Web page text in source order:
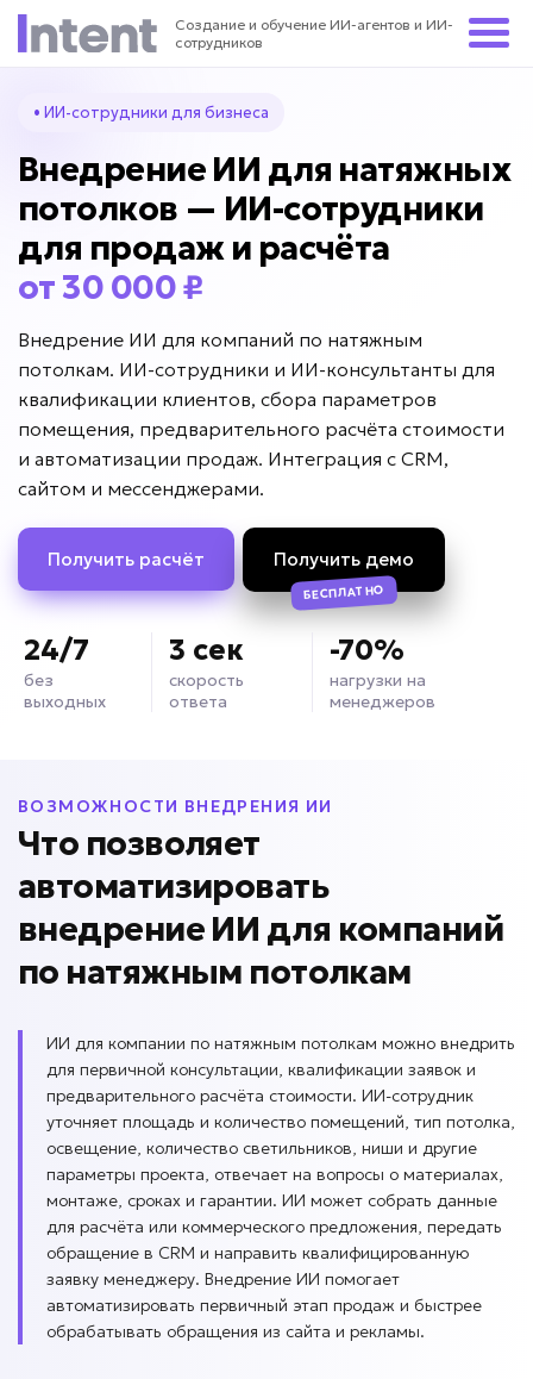
Создание и обучение ИИ-агентов и ИИ-
сотрудников
• ИИ-сотрудники для бизнеса
Внедрение ИИ для натяжных
потолков — ИИ-сотрудники
для продаж и расчёта
от 30 000 ₽
Внедрение ИИ для компаний по натяжным
потолкам. ИИ-сотрудники и ИИ-консультанты для
квалификации клиентов, сбора параметров
помещения, предварительного расчёта стоимости
и автоматизации продаж. Интеграция с CRM,
сайтом и мессенджерами.
Получить расчёт Получить демо
БЕСПЛАТНО
24/7
без
выходных
3 сек
скорость
ответа
-70%
нагрузки на
менеджеров
ВОЗМОЖНОСТИ ВНЕДРЕНИЯ ИИ
Что позволяет
автоматизировать
внедрение ИИ для компаний
по натяжным потолкам
ИИ для компании по натяжным потолкам можно внедрить
для первичной консультации, квалификации заявок и
предварительного расчёта стоимости. ИИ-сотрудник
уточняет площадь и количество помещений, тип потолка,
освещение, количество светильников, ниши и другие
параметры проекта, отвечает на вопросы о материалах,
монтаже, сроках и гарантии. ИИ может собрать данные
для расчёта или коммерческого предложения, передать
обращение в CRM и направить квалифицированную
заявку менеджеру. Внедрение ИИ помогает
автоматизировать первичный этап продаж и быстрее
обрабатывать обращения из сайта и рекламы.